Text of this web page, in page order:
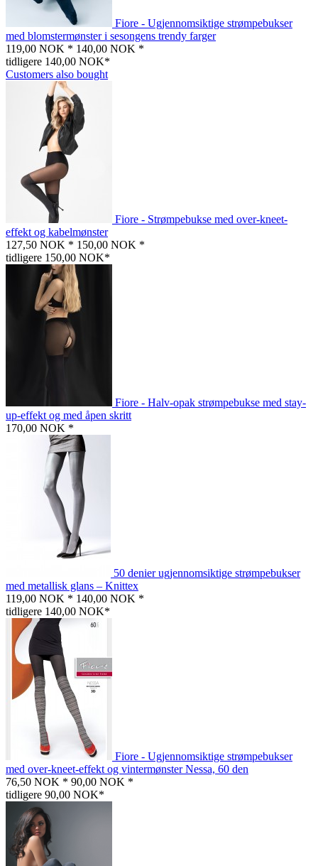
Fiore - Ugjennomsiktige strømpebukser
med blomstermønster i sesongens trendy farger
119,00 NOK * 140,00 NOK *
tidligere 140,00 NOK*
Customers also bought
Fiore - Strømpebukse med over-kneet-
effekt og kabelmønster
127,50 NOK * 150,00 NOK *
tidligere 150,00 NOK*
Fiore - Halv-opak strømpebukse med stay-
up-effekt og med åpen skritt
170,00 NOK *
50 denier ugjennomsiktige strømpebukser
med metallisk glans – Knittex
119,00 NOK * 140,00 NOK *
tidligere 140,00 NOK*
Fiore - Ugjennomsiktige strømpebukser
med over-kneet-effekt og vintermønster Nessa, 60 den
76,50 NOK * 90,00 NOK *
tidligere 90,00 NOK*